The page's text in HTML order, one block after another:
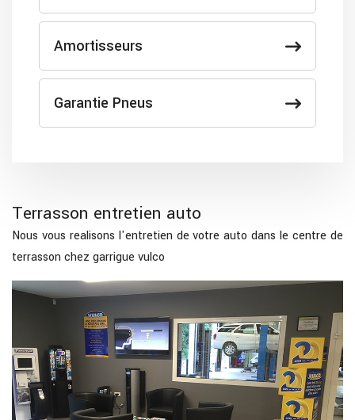
Amortisseurs
Garantie Pneus
Terrasson entretien auto
Nous vous realisons l'entretien de votre auto dans le centre de
terrasson chez garrigue vulco